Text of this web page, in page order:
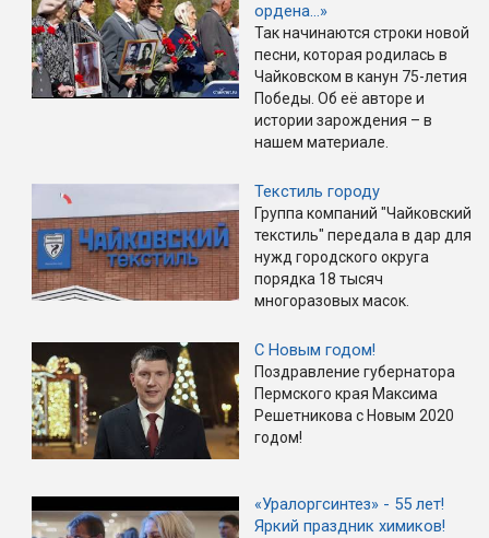
ордена…»
Так начинаются строки новой
песни, которая родилась в
Чайковском в канун 75-летия
Победы. Об её авторе и
истории зарождения – в
нашем материале.
Текстиль городу
Группа компаний "Чайковский
текстиль" передала в дар для
нужд городского округа
порядка 18 тысяч
многоразовых масок.
С Новым годом!
Поздравление губернатора
Пермского края Максима
Решетникова с Новым 2020
годом!
«Уралоргсинтез» - 55 лет!
Яркий праздник химиков!